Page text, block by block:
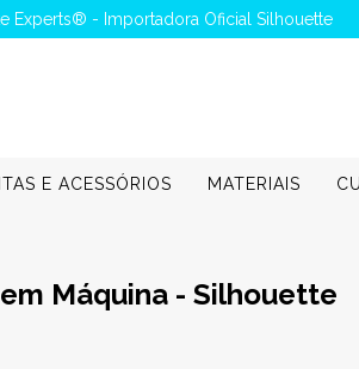
Experts® - Importadora Oficial Silhouette
E ACESSÓRIOS MATERIAIS
Máquina - Silhouette